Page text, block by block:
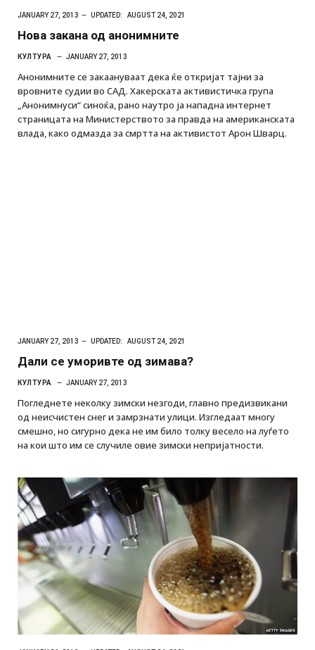
JANUARY 27, 2013 UPDATED: AUGUST 24, 2021
Нова закана од анонимните
КУЛТУРА JANUARY 27, 2013
Анонимните се закаануваат дека ќе откријат тајни за
вровните судии во САД. Хакерската активистичка група
„Анонимнуси“ синоќа, рано наутро ја нападна интернет
страницата на Министерството за правда на американската
влада, како одмазда за смртта на активистот Арон Шварц.
JANUARY 27, 2013 UPDATED: AUGUST 24, 2021
Дали се уморивте од зимава?
КУЛТУРА JANUARY 27, 2013
Погледнете неколку зимски незгоди, главно предизвикани
од неисчистен снег и замрзнати улици. Изгледаат многу
смешно, но сигурно дека не им било толку весело на луѓето
на кои што им се случиле овие зимски непријатности.